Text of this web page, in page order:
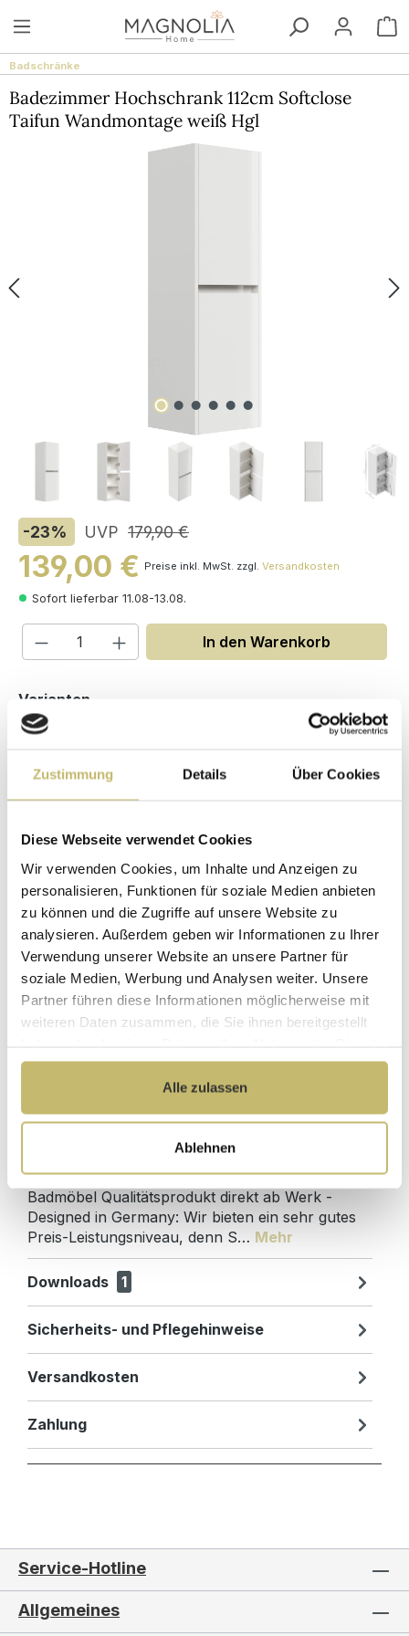
Zustimmung Details Über Cookies
Diese Webseite verwendet Cookies
Wir verwenden Cookies, um Inhalte und Anzeigen zu
personalisieren, Funktionen für soziale Medien anbieten
zu können und die Zugriffe auf unsere Website zu
analysieren. Außerdem geben wir Informationen zu Ihrer
Verwendung unserer Website an unsere Partner für
soziale Medien, Werbung und Analysen weiter. Unsere
Partner führen diese Informationen möglicherweise mit
weiteren Daten zusammen, die Sie ihnen bereitgestellt
gesammelt haben.
Alle zulassen
Ablehnen
Zum Hauptinhalt springen
Badschränke
Badezimmer Hochschrank 112cm Softclose
Taifun Wandmontage weiß Hgl
Bildergalerie überspringen
-23% UVP 179,90 €
139,00 € Preise inkl. MwSt. zzgl. Versandkosten
Sofort lieferbar 11.08-13.08.
Produkt Anzahl: Gib den
In den Warenkorb
Varianten
Hochwertige
Materialien
Herstellerpreis
ohne
Zwischenhändler
Kundenbetreuung
mit bester
Bewertung
Gut verpackt für
beschädigungsfreie
Lieferung
Designed in
Germany
1 Monat risikofreies
Rückgaberecht
Produktdetails
Badmöbel Qualitätsprodukt direkt ab Werk -
Designed in Germany: Wir bieten ein sehr gutes
Preis-Leistungsniveau, denn S… Mehr
Downloads 1
Sicherheits- und Pflegehinweise
Versandkosten
Zahlung
Service-Hotline
Allgemeines